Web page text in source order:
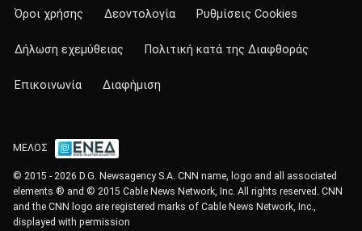
Όροι χρήσης Δεοντολογία Ρυθμίσεις Cookies
Δήλωση εχεμύθειας Πολιτική κατά της Διαφθοράς
Επικοινωνία Διαφήμιση
ΜΕΛΟΣ
© 2015 - 2026 D.G. Newsagency S.A. CNN name, logo and all associated
elements ® and © 2015 Cable News Network, Inc. All rights reserved. CNN
and the CNN logo are registered marks of Cable News Network, Inc.,
displayed with permission